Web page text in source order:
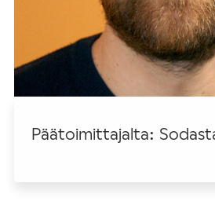
Päätoimittajalta: